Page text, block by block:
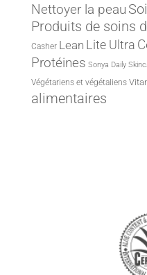
Nettoyer la peau
Produits de soins
Casher Lean Lite Ultra
Protéines Sonya Daily
Végétariens et végétaliens
alimentaires